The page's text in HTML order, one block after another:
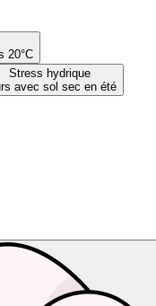
20°C
Stress hydrique
avec sol sec en été